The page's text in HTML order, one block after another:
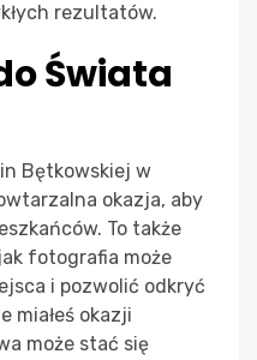
rezultatów.
Świata
Bętkowskiej w
okazja, aby
To także
fotografia może
i pozwolić odkryć
miałeś okazji
może stać się